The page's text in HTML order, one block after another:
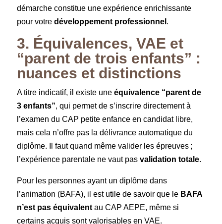
démarche constitue une expérience enrichissante
pour votre développement professionnel .
3. Équivalences, VAE et
“parent de trois enfants” :
nuances et distinctions
A titre indicatif, il existe une équivalence “parent de
3 enfants”, qui permet de s’inscrire directement à
l’examen du CAP petite enfance en candidat libre,
mais cela n’offre pas la délivrance automatique du
diplôme. Il faut quand même valider les épreuves ;
l’expérience parentale ne vaut pas validation totale.
Pour les personnes ayant un diplôme dans
l’animation (BAFA), il est utile de savoir que le BAFA
n’est pas équivalentau CAP AEPE, même si
certains acquis sont valorisables en VAE.